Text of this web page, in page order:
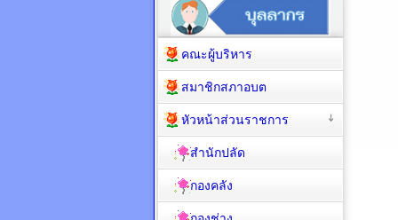
คณะผู้บริหาร
สมาชิกสภาอบต
หัวหน้าส่วนราชการ
สำนักปลัด
กองคลัง